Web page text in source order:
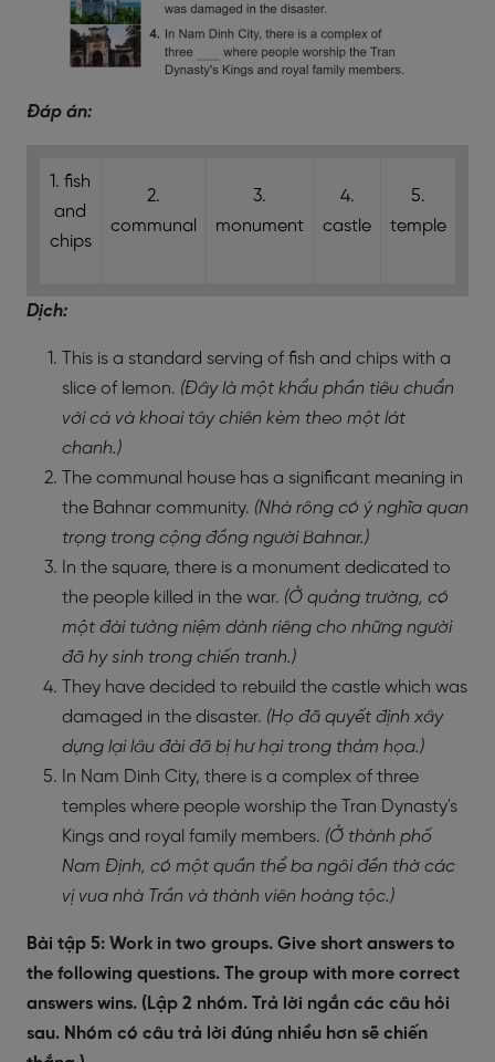
Đáp án:
1. fish
and
chips
2.
communal
3.
monument
4.
castle
5.
temple
Dịch:
This is a standard serving of fish and chips with a
slice of lemon. (Đây là một khẩu phần tiêu chuẩn
với cá và khoai tây chiên kèm theo một lát
chanh.)
The communal house has a significant meaning in
the Bahnar community. (Nhà rông có ý nghĩa quan
trọng trong cộng đồng người Bahnar.)
In the square, there is a monument dedicated to
the people killed in the war. (Ở quảng trường, có
một đài tưởng niệm dành riêng cho những người
đã hy sinh trong chiến tranh.)
They have decided to rebuild the castle which was
damaged in the disaster. (Họ đã quyết định xây
dựng lại lâu đài đã bị hư hại trong thảm họa.)
In Nam Dinh City, there is a complex of three
temples where people worship the Tran Dynasty's
Kings and royal family members. (Ở thành phố
Nam Định, có một quần thể ba ngôi đền thờ các
vị vua nhà Trần và thành viên hoàng tộc.)
Bài tập 5: Work in two groups. Give short answers to
the following questions. The group with more correct
answers wins. (Lập 2 nhóm. Trả lời ngắn các câu hỏi
sau. Nhóm có câu trả lời đúng nhiều hơn sẽ chiến